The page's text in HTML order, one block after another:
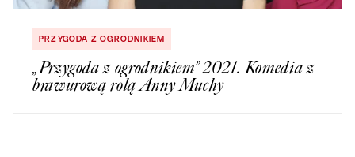
PRZYGODA Z OGRODNIKIEM
„Przygoda z ogrodnikiem” 2021. Komedia z
brawurową rolą Anny Muchy